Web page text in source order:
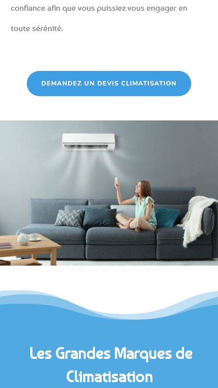
confiance afin que vous puissiez vous engager en
toute sérénité.
DEMANDEZ UN DEVIS CLIMATISATION
Les Grandes Marques de
Climatisation